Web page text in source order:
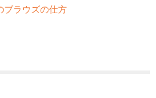
ブラウズの仕方